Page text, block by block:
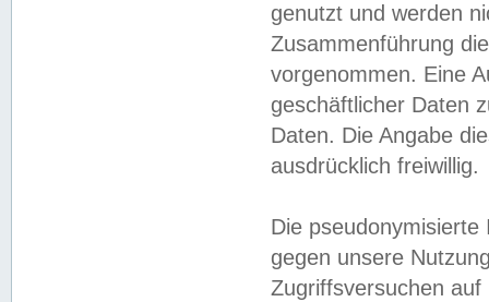
genutzt und werden
Zusammenführung
vorgenommen. Eine
geschäftlicher Daten
Daten. Die Angabe
ausdrücklich freiwillig.
Die
gegen unsere
Zugriffsversuchen